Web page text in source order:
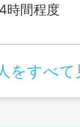
時間程度
をすべて